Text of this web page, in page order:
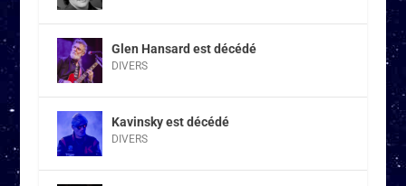
Glen Hansard est décédé
DIVERS
Kavinsky est décédé
DIVERS